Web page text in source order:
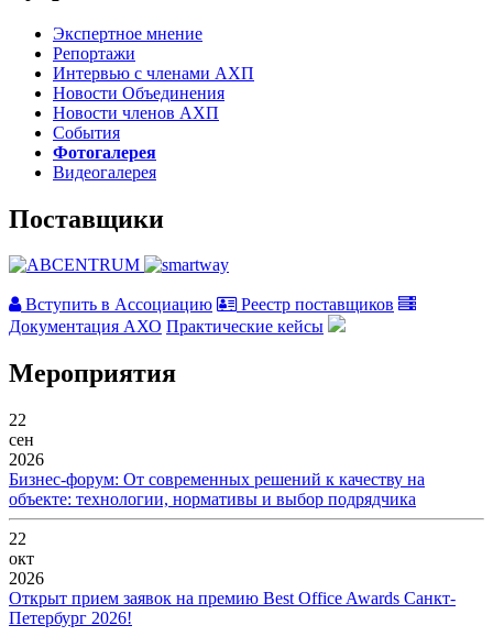
Экспертное мнение
Репортажи
Интервью с членами АХП
Новости Объединения
Новости членов АХП
События
Фотогалерея
Видеогалерея
Поставщики
Вступить в Ассоциацию
Реестр поставщиков
Документация АХО Практические кейсы
Мероприятия
22
сен
2026
Бизнес-форум: От современных решений к качеству на
объекте: технологии, нормативы и выбор подрядчика
22
окт
2026
Открыт прием заявок на премию Best Office Awards Санкт-
Петербург 2026!